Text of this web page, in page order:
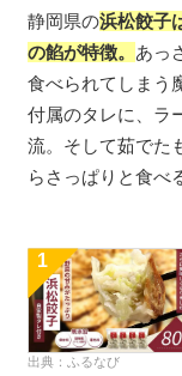
静岡県の浜松餃子
の餡が特徴。 あっ
食べられてしまう
付属のタレに、ラ
流。そして茹でた
らさっぱりと食べ
1
出典：ふるなび